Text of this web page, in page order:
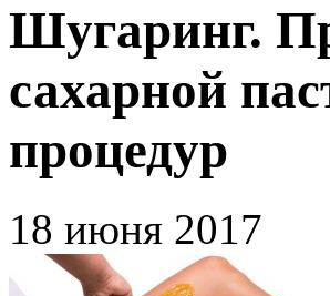
Шугаринг.
сахарной
процедур
18 июня 2017